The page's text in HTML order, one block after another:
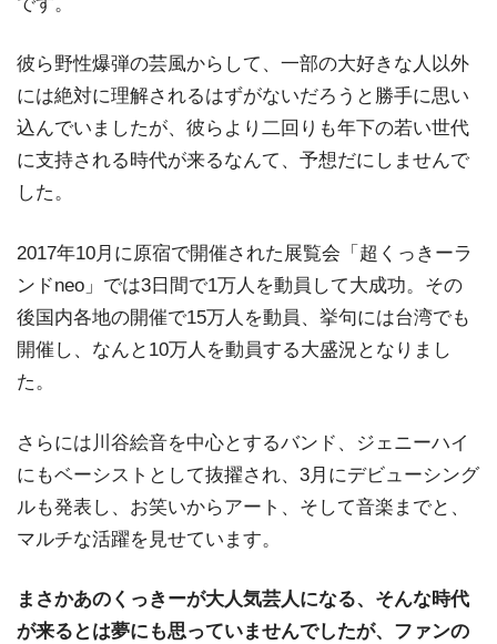
彼ら野性爆弾の芸風からして、一部の大好きな人以外
には絶対に理解されるはずがないだろうと勝手に思い
込んでいましたが、彼らより二回りも年下の若い世代
に支持される時代が来るなんて、予想だにしませんで
した。
2017年10月に原宿で開催された展覧会「超くっきーラ
ンドneo」では3日間で1万人を動員して大成功。その
後国内各地の開催で15万人を動員、挙句には台湾でも
開催し、なんと10万人を動員する大盛況となりまし
た。
さらには川谷絵音を中心とするバンド、ジェニーハイ
にもベーシストとして抜擢され、3月にデビューシング
ルも発表し、お笑いからアート、そして音楽までと、
マルチな活躍を見せています。
まさかあのくっきーが大人気芸人になる、そんな時代
が来るとは夢にも思っていませんでしたが、ファンの